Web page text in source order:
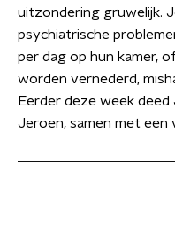
uitzondering gruwelijk.
psychiatrische
per dag op hun kamer,
worden vernederd,
Eerder deze week
Jeroen, samen met een